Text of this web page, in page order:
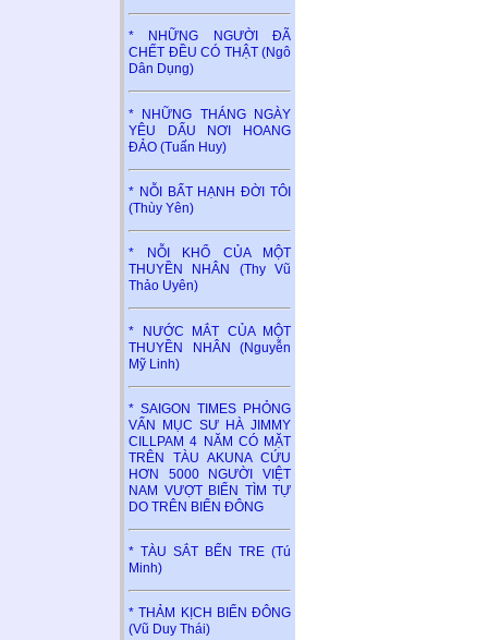
* NHỮNG NGƯỜI ĐÃ
CHẾT ĐỀU CÓ THẬT (Ngô
Dân Dụng)
* NHỮNG THÁNG NGÀY
YÊU DẤU NƠI HOANG
ĐẢO (Tuấn Huy)
* NỖI BẤT HẠNH ĐỜI TÔI
(Thùy Yên)
* NỖI KHỔ CỦA MỘT
THUYỀN NHÂN (Thy Vũ
Thảo Uyên)
* NƯỚC MẮT CỦA MỘT
THUYỀN NHÂN (Nguyễn
Mỹ Linh)
* SAIGON TIMES PHỎNG
VẤN MỤC SƯ HÀ JIMMY
CILLPAM 4 NĂM CÓ MẶT
TRÊN TÀU AKUNA CỨU
HƠN 5000 NGƯỜI VIỆT
NAM VƯỢT BIỂN TÌM TỰ
DO TRÊN BIỂN ĐÔNG
* TÀU SẮT BẾN TRE (Tú
Minh)
* THẢM KỊCH BIỂN ĐÔNG
(Vũ Duy Thái)